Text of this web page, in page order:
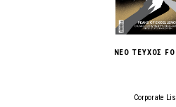
ΝΕΟ ΤΕΥΧΟΣ
Corporate